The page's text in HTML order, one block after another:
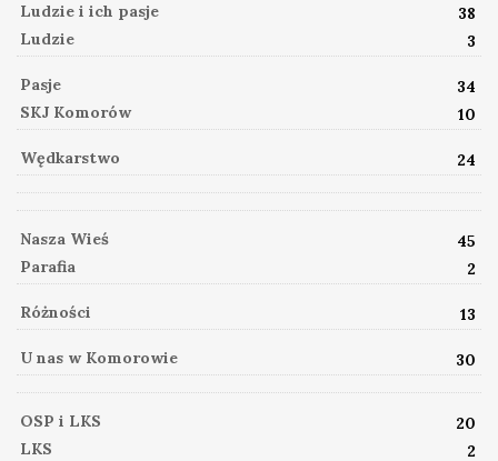
Ludzie i ich pasje
38
Ludzie
3
Pasje
34
SKJ Komorów
10
Wędkarstwo 24
Nasza Wieś
45
Parafia
2
Różności 13
U nas w Komorowie 30
OSP i LKS
20
LKS
2